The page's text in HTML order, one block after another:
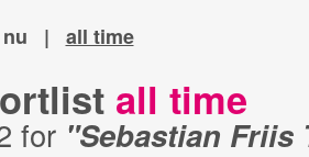
| all time
all time
for "Sebastian Friis